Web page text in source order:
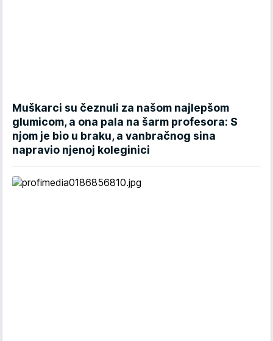
Muškarci su čeznuli za našom najlepšom
glumicom, a ona pala na šarm profesora: S
njom je bio u braku, a vanbračnog sina
napravio njenoj koleginici